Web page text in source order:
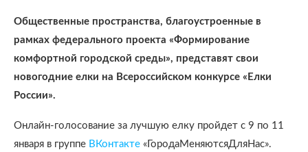
Общественные пространства, благоустроенные в
рамках федерального проекта «Формирование
комфортной городской среды», представят свои
новогодние елки на Всероссийском конкурсе «Елки
России».
Онлайн-голосование за лучшую елку пройдет с 9 по 11
января в группе ВКонтакте «ГородаМеняютсяДляНас».